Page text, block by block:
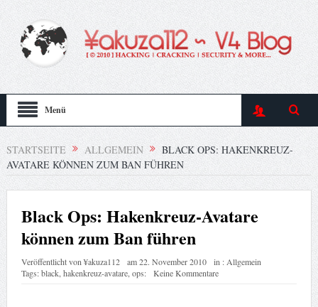
Menü
STARTSEITE ALLGEMEIN
BLACK OPS: HAKENKREUZ-
AVATARE KÖNNEN ZUM BAN FÜHREN
Black Ops: Hakenkreuz-Avatare
können zum Ban führen
Veröffentlicht von¥akuza112 am22. November 2010 in : Allgemein
Tags:black, hakenkreuz-avatare, ops: Keine Kommentare